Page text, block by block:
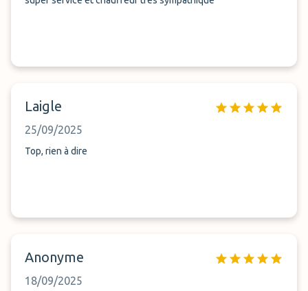
Laigle
25/09/2025
Top, rien à dire
Anonyme
18/09/2025